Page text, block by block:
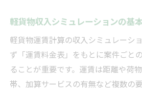
軽貨物収入シミュレーションの基
軽貨物運賃計算の収入シミュレーシ
ず「運賃料金表」をもとに案件ごと
ることが重要です。運賃は距離や荷
帯、加算サービスの有無など複数の